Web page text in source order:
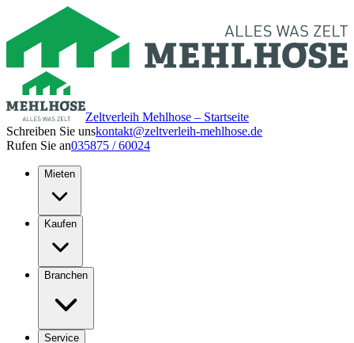
Zeltverleih Mehlhose – Startseite
Schreiben Sie unskontakt@zeltverleih-mehlhose.de
Rufen Sie an035875 / 60024
Mieten
Kaufen
Branchen
Service